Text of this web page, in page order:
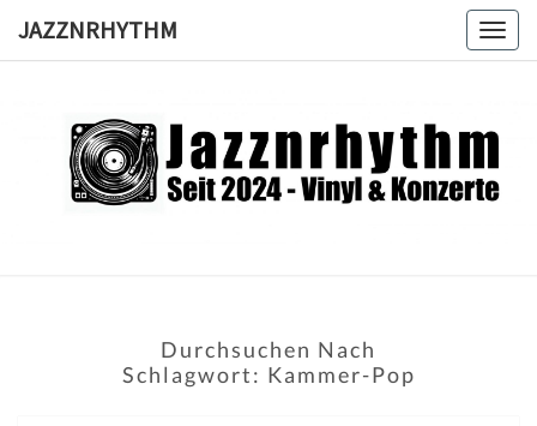
JAZZNRHYTHM
Seit
2024 –
Durchsuchen Nach
Schlagwort: Kammer-Pop